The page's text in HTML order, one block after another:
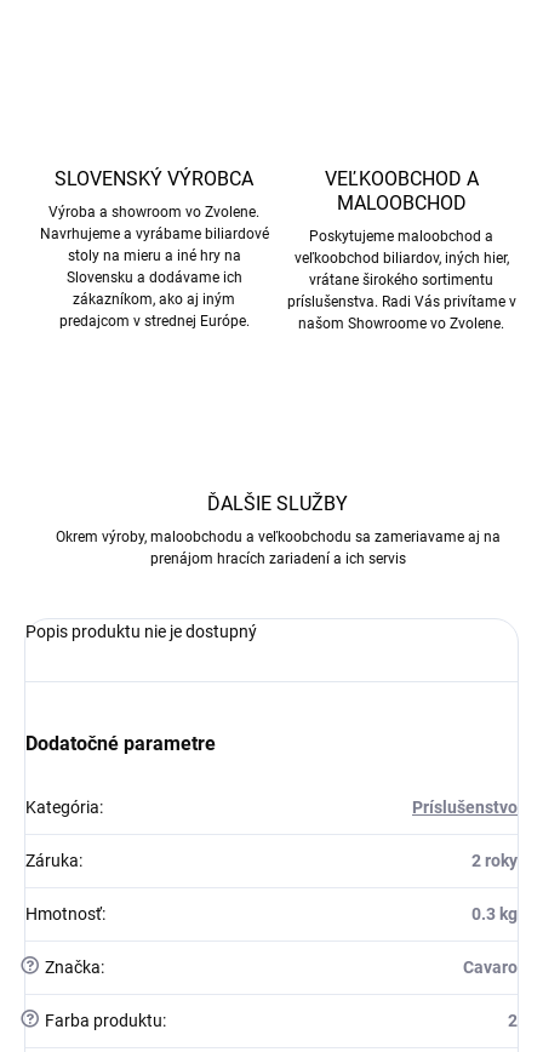
SLOVENSKÝ VÝROBCA
Výroba a showroom vo Zvolene.
Navrhujeme a vyrábame biliardové
stoly na mieru a iné hry na
Slovensku a dodávame ich
zákazníkom, ako aj iným
predajcom v strednej Európe.
VEĽKOOBCHOD A
MALOOBCHOD
Poskytujeme maloobchod a
veľkoobchod biliardov, iných hier,
vrátane širokého sortimentu
príslušenstva. Radi Vás privítame v
našom Showroome vo Zvolene.
ĎALŠIE SLUŽBY
Okrem výroby, maloobchodu a veľkoobchodu sa zameriavame aj na
prenájom hracích zariadení a ich servis
Popis produktu nie je dostupný
Dodatočné parametre
Kategória: Príslušenstvo
Záruka: 2 roky
Hmotnosť: 0.3 kg
? Značka: Cavaro
? Farba produktu: 2